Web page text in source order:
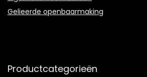
Gelieerde openbaarmaking
Productcategorieën